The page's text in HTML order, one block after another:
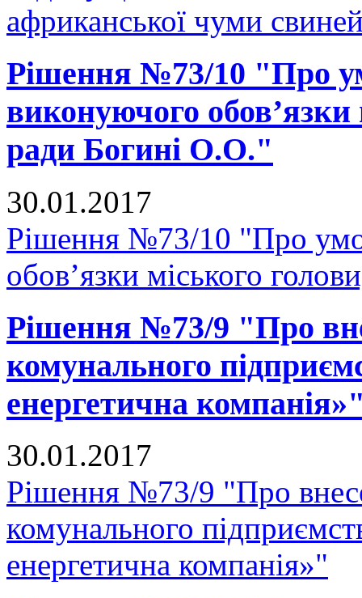
африканської чуми
Рішення №73/10 "Про
виконуючого обов’язки
ради Богині О.О."
30.01.2017
Рішення №73/10 "Про
обов’язки міського
Рішення №73/9 "Про
комунального
енергетична
30.01.2017
Рішення №73/9 "Про
комунального
енергетична компанія»"